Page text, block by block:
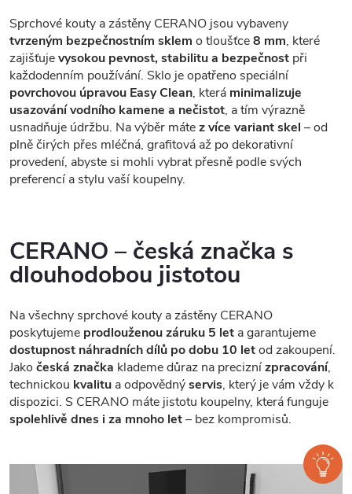
Sprchové kouty a zástěny CERANO jsou vybaveny
tvrzeným bezpečnostním sklem o tloušťce8 mm, které
zajišťujevysokou pevnost, stabilitu a bezpečnost při
každodenním používání. Sklo je opatřeno speciální
povrchovou úpravou Easy Clean, která minimalizuje
usazování vodního kamene a nečistot, a tím výrazně
usnadňuje údržbu. Na výběr mátez více variant skel – od
plně čirých přes mléčná, grafitová až po dekorativní
provedení, abyste si mohli vybrat přesně podle svých
preferencí a stylu vaší koupelny.
CERANO – česká značka s
dlouhodobou jistotou
Na všechny sprchové kouty a zástěny CERANO
poskytujeme prodlouženou záruku 5 let a garantujeme
dostupnost náhradních dílů po dobu 10 letod zakoupení.
Jako česká značka klademe důraz na preciznízpracování,
technickou kvalitu a odpovědnýservis, který je vám vždy k
dispozici. S CERANO máte jistotu koupelny, která funguje
spolehlivě dnes i za mnoho let– bez kompromisů.